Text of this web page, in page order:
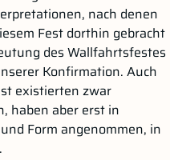
nach denen
Fest dorthin gebracht
des Wallfahrtsfestes
Konfirmation. Auch
existierten zwar
haben aber erst in
Form angenommen, in